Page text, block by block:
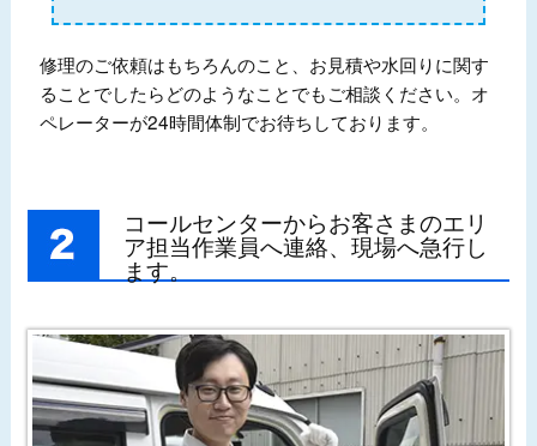
修理のご依頼はもちろんのこと、お見積や水回りに関す
ることでしたらどのようなことでもご相談ください。オ
ペレーターが24時間体制でお待ちしております。
コールセンターからお客さまのエリ
ア担当作業員へ連絡、現場へ急行し
ます。